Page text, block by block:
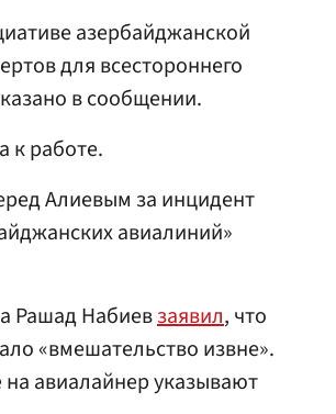
азербайджанской
для всестороннего
в сообщении.
к работе.
Алиевым за инцидент
авиалиний»
Рашад Набиевзаявил, что
«вмешательство извне».
авиалайнер указывают